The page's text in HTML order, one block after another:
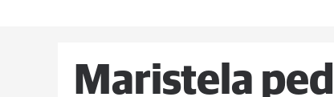
Maristela